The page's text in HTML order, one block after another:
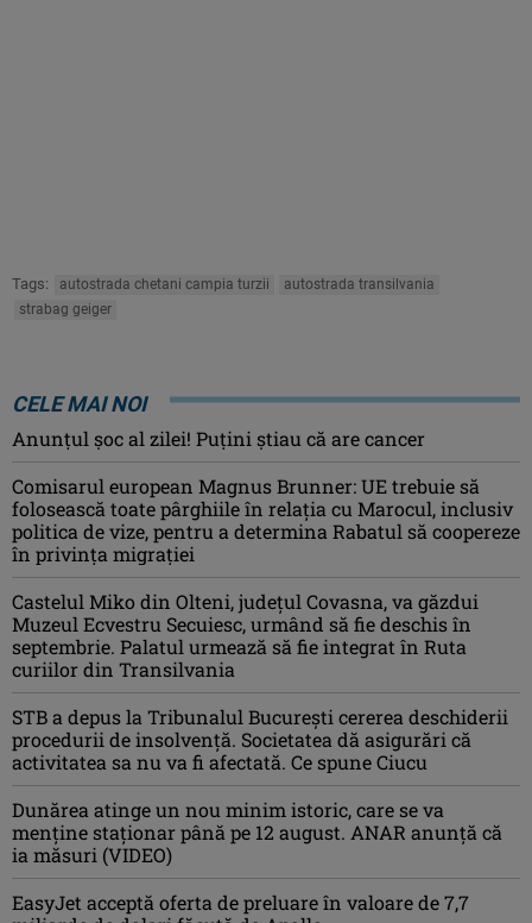
Tags: autostrada chetani campia turzii
autostrada transilvania
strabag geiger
CELE MAI NOI
Anunţul şoc al zilei! Puţini ştiau că are cancer
Comisarul european Magnus Brunner: UE trebuie să
folosească toate pârghiile în relația cu Marocul, inclusiv
politica de vize, pentru a determina Rabatul să coopereze
în privința migrației
Castelul Miko din Olteni, județul Covasna, va găzdui
Muzeul Ecvestru Secuiesc, urmând să fie deschis în
septembrie. Palatul urmează să fie integrat în Ruta
curiilor din Transilvania
STB a depus la Tribunalul București cererea deschiderii
procedurii de insolvență. Societatea dă asigurări că
activitatea sa nu va fi afectată. Ce spune Ciucu
Dunărea atinge un nou minim istoric, care se va
menține staționar până pe 12 august. ANAR anunță că
ia măsuri (VIDEO)
EasyJet acceptă oferta de preluare în valoare de 7,7